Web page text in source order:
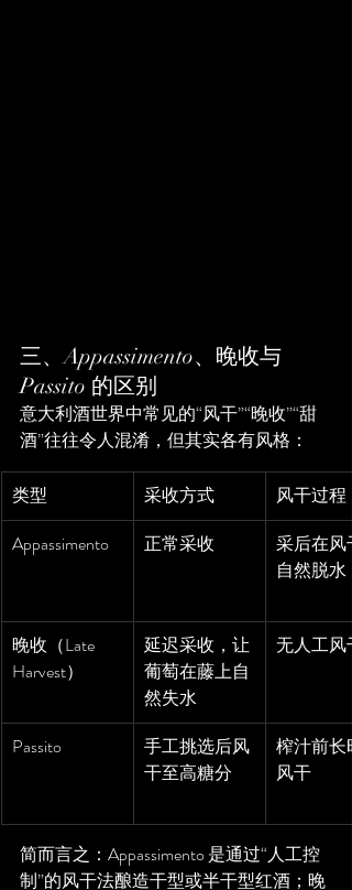
三、Appassimento、晚收与
Passito 的区别
意大利酒世界中常见的“风干”“晚收”“甜
酒”往往令人混淆，但其实各有风格：
类型 采收方式
风干过程
Appassimento
正常采收
采后在风
自然脱水
晚收（Late
Harvest）
延迟采收，让
葡萄在藤上自
然失水
无人工风干
Passito
手工挑选后风
干至高糖分
榨汁前长
风干
简而言之：Appassimento 是通过“人工控
制”的风干法酿造干型或半干型红酒；晚